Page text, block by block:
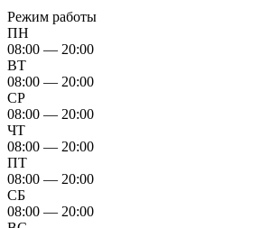
Режим работы
ПН
08:00 — 20:00
ВТ
08:00 — 20:00
СР
08:00 — 20:00
ЧТ
08:00 — 20:00
ПТ
08:00 — 20:00
СБ
08:00 — 20:00